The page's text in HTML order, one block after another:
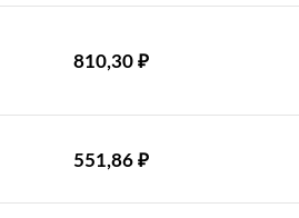
810,30 ₽
551,86 ₽